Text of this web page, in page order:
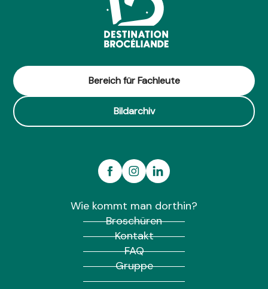
Bereich für Fachleute
Bildarchiv
Wie kommt man dorthin?
Broschüren
Kontakt
FAQ
Gruppe